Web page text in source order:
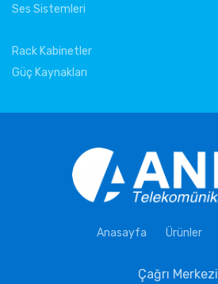
Ses Sistemleri
Rack Kabinetler
Güç Kaynakları
Anasayfa Ürünler
Çağrı Merkezi